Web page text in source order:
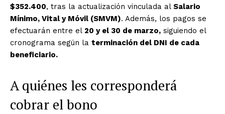
$352.400, tras la actualización vinculada al Salario
Mínimo, Vital y Móvil (SMVM). Además, los pagos se
efectuarán entre el 20 y el 30 de marzo, siguiendo el
cronograma según la terminación del DNI de cada
beneficiario.
A quiénes les corresponderá
cobrar el bono